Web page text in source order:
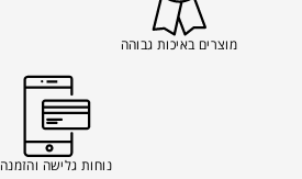
מוצרים באיכות גבוהה
נוחות גלישה והזמנה